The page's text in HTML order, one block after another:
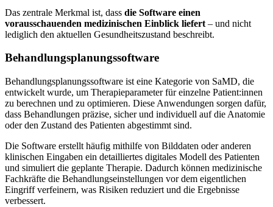
Das zentrale Merkmal ist, dass die Software einen
vorausschauenden medizinischen Einblick liefert – und nicht
lediglich den aktuellen Gesundheitszustand beschreibt.
Behandlungsplanungssoftware
Behandlungsplanungssoftware ist eine Kategorie von SaMD, die
entwickelt wurde, um Therapieparameter für einzelne Patient:innen
zu berechnen und zu optimieren. Diese Anwendungen sorgen dafür,
dass Behandlungen präzise, sicher und individuell auf die Anatomie
oder den Zustand des Patienten abgestimmt sind.
Die Software erstellt häufig mithilfe von Bilddaten oder anderen
klinischen Eingaben ein detailliertes digitales Modell des Patienten
und simuliert die geplante Therapie. Dadurch können medizinische
Fachkräfte die Behandlungseinstellungen vor dem eigentlichen
Eingriff verfeinern, was Risiken reduziert und die Ergebnisse
verbessert.